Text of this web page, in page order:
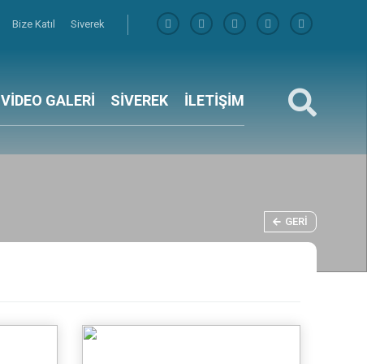
Bize Katıl Siverek
VİDEO GALERİ SİVEREK İLETİŞİM
GERI